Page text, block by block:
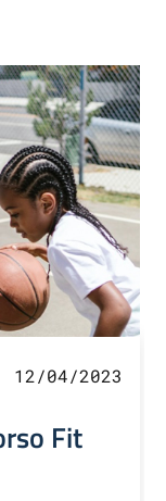
12/04/2023
Fit